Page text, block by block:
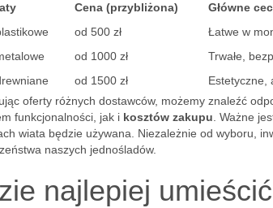
Cena (przybliżona)
Główne
od 500 zł
Łatwe w
od 1000 zł
Trwałe,
od 1500 zł
Estetyczne,
oferty różnych dostawców, możemy znaleźć
funkcjonalności, jak i kosztów zakupu . Ważne
wiata będzie używana. Niezależnie od wyboru,
naszych jednośladów.
najlepiej